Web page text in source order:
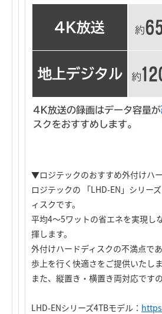
▼ロジテックのおすすめ外付けハ
ロジテックの 「LHD-EN」シリー
ィスクです。
平均4～5ワットの省エネを実現し
揮します。
外付けハードディスクの不満点で
歩上を行く快適さをご提供いたしま
また、縦置き・横置き両対応です
LHD-ENシリーズ4TBモデル：